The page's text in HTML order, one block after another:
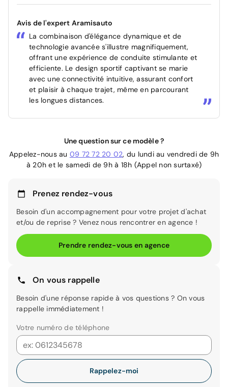
Avis de l'expert Aramisauto
La combinaison d'élégance dynamique et de
technologie avancée s'illustre magnifiquement,
offrant une expérience de conduite stimulante et
efficiente. Le design sportif captivant se marie
avec une connectivité intuitive, assurant confort
et plaisir à chaque trajet, même en parcourant
les longues distances.
Une question sur ce modèle ?
Appelez-nous au 09 72 72 20 02, du lundi au vendredi de 9h
à 20h et le samedi de 9h à 18h (Appel non surtaxé)
Prenez rendez-vous
Besoin d'un accompagnement pour votre projet d'achat
et/ou de reprise ? Venez nous rencontrer en agence !
Prendre rendez-vous en agence
On vous rappelle
Besoin d'une réponse rapide à vos questions ? On vous
rappelle immédiatement !
Votre numéro de téléphone
Rappelez-moi